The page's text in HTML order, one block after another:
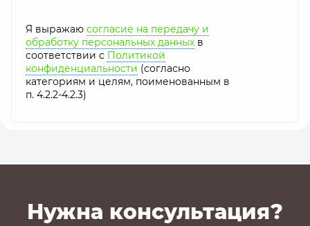
Я выражаю согласие на передачу и
обработку персональных данных в
соответствии с Политикой
конфиденциальности (согласно
категориям и целям, поименованным в
п. 4.2.2-4.2.3)
Нужна консультация?